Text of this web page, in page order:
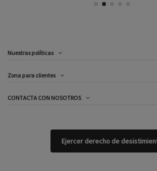
Nuestras políticas
Zona para clientes
CONTACTA CON NOSOTROS
Ejercer derecho de